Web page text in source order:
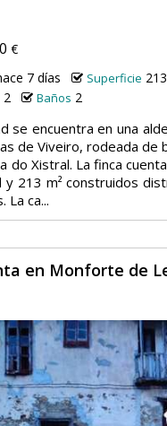
€
7 días Superficie
2 Baños 2
se encuentra en una
de Viveiro, rodeada de
do Xistral. La finca
213 m² construidos
La ca...
en Monforte de